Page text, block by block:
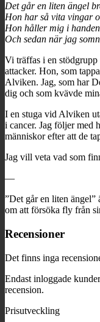
Det går en liten ängel
Hon har så vita vingar
Hon håller mig i
Och sedan när jag
Vi träffas i en
attacker. Hon, som
Alviken. Jag, som har
dig och som kvävde
I en stuga vid Alviken
i cancer. Jag följer med
människor efter att de
Jag vill veta vad som
—
”Det går en liten ängel”
om att försöka fly från
Recensioner
Det finns inga
Endast inloggade
recension.
Prisutveckling